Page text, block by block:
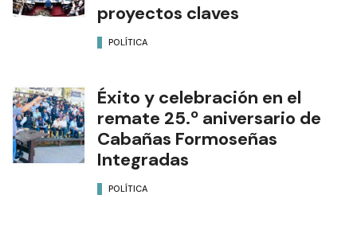
proyectos claves
POLÍTICA
Éxito y celebración en el
remate 25.º aniversario de
Cabañas Formoseñas
Integradas
POLÍTICA